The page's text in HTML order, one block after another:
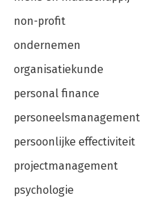
non-profit
ondernemen
organisatiekunde
personal finance
personeelsmanagement
persoonlijke effectiviteit
projectmanagement
psychologie